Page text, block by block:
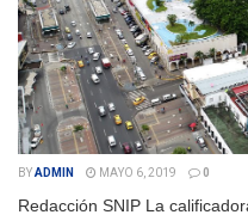
BYADMIN MAYO 6, 2019 0
Redacción SNIP La